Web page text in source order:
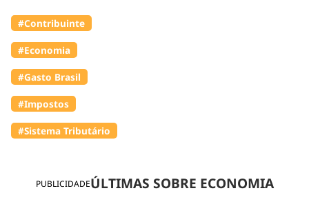
PUBLICIDADEÚLTIMAS SOBRE ECONOMIA
#Contribuinte
#Economia
#Gasto Brasil
#Impostos
#Sistema Tributário